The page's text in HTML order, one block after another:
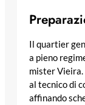
Il quartier
a pieno
mister Vieira.
al tecnico di
affinando